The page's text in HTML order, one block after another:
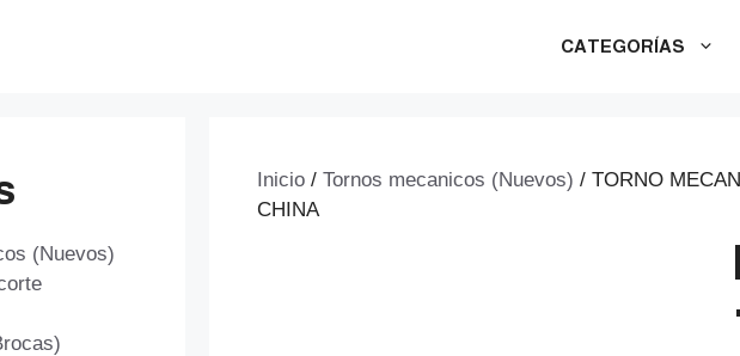
CATEGORÍAS
Inicio / Tornos mecanicos (Nuevos) / TORNO
CHINA
(Nuevos)